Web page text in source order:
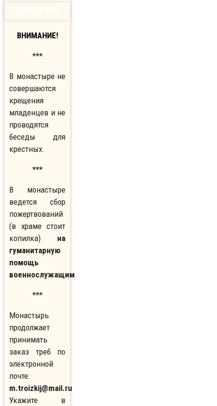
ВНИМАНИЕ!
***
В монастыре не
совершаются
крещения
младенцев и не
проводятся
беседы для
крестных.
***
В монастыре
ведется сбор
пожертвований
(в храме стоит
копилка) на
гуманитарную
помощь
военнослужащим.
***
Монастырь
продолжает
принимать
заказ треб по
электронной
почте:
m.troizkij@mail.ru
Укажите в